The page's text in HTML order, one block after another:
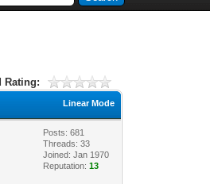
Rating:
Linear Mode
Posts: 681
Threads: 33
Joined: Jan 1970
Reputation:13